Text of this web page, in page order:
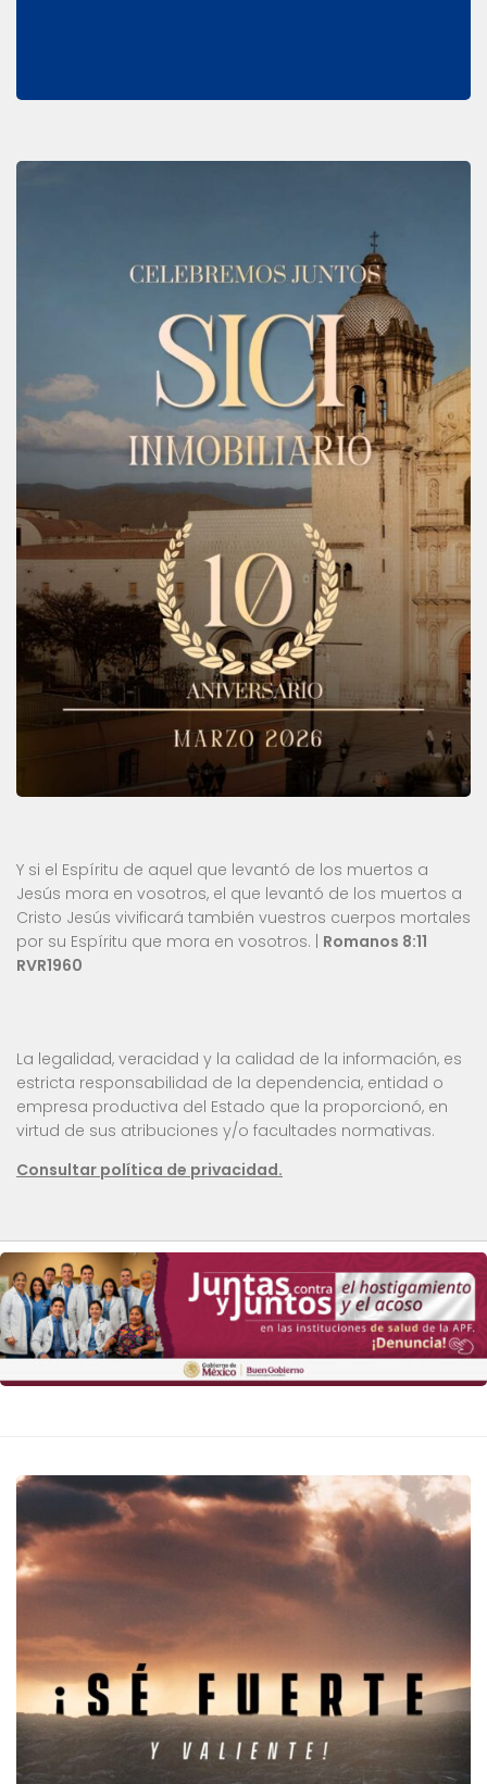
Y si el Espíritu de aquel que levantó de los muertos a
Jesús mora en vosotros, el que levantó de los muertos a
Cristo Jesús vivificará también vuestros cuerpos mortales
por su Espíritu que mora en vosotros. | Romanos 8:11
RVR1960
La legalidad, veracidad y la calidad de la información, es
estricta responsabilidad de la dependencia, entidad o
empresa productiva del Estado que la proporcionó, en
virtud de sus atribuciones y/o facultades normativas.
Consultar política de privacidad.